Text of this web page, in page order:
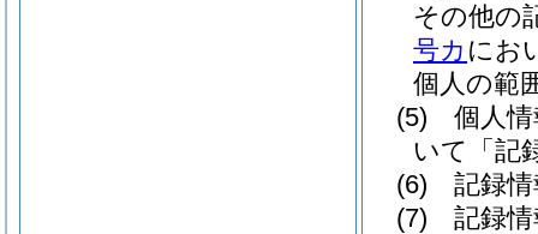
その他の
号カ にお
個人の範
(5)
個人
いて「記
(6)
記録
(7)
記録